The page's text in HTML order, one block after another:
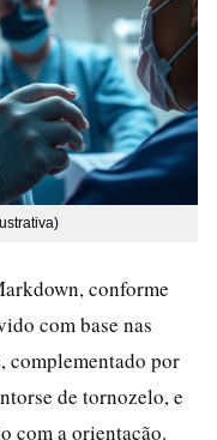
conforme
com base nas
complementado por
de tornozelo, e
com a orientação.